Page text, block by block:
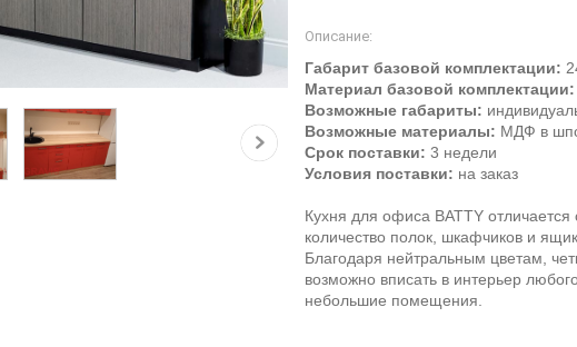
Описание:
Габарит базовой комплектации:
Материал базовой комплектации:
Возможные габариты:
Возможные материалы: МДФ в
Срок поставки: 3 недели
Условия поставки: на заказ
Кухня для офиса BATTY
количество полок, шкафчиков и
Благодаря нейтральным цветам,
возможно вписать в интерьер
небольшие помещения.